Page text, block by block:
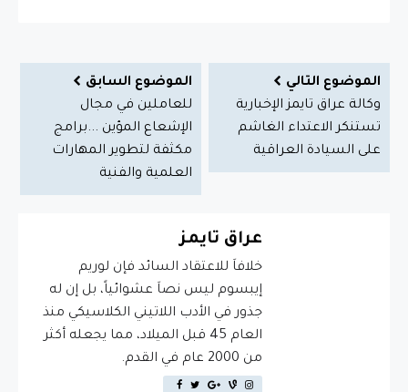
الموضوع التالي
وكالة عراق تايمز الإخبارية
تستنكر الاعتداء الغاشم
على السيادة العراقية
الموضوع السابق
للعاملين في مجال
الإشعاع المؤين ...برامج
مكثفة لتطوير المهارات
العلمية والفنية
عراق تايمز
خلافاَ للاعتقاد السائد فإن لوريم
إيبسوم ليس نصاَ عشوائياً، بل إن له
جذور في الأدب اللاتيني الكلاسيكي منذ
العام 45 قبل الميلاد، مما يجعله أكثر
من 2000 عام في القدم.